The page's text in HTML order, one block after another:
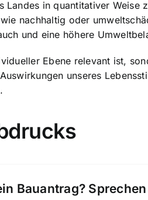
in quantitativer Weise
nachhaltig oder
und eine höhere
Ebene relevant ist,
unseres
Bauantrag?